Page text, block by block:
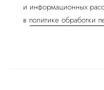
и информационных
в политике обработки